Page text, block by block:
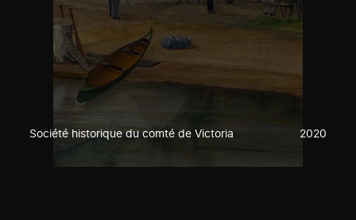
Société historique du comté de Victoria 2020